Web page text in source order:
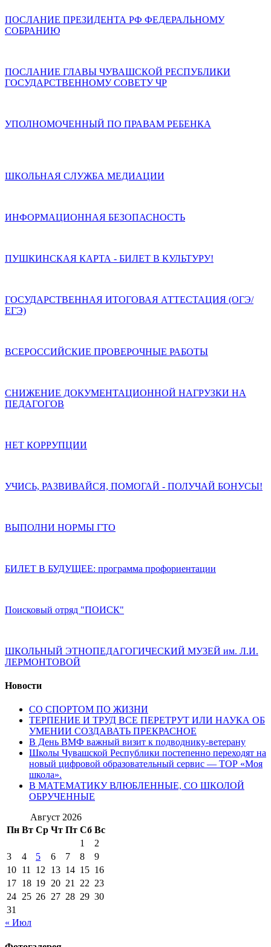
ПОСЛАНИЕ ПРЕЗИДЕНТА РФ ФЕДЕРАЛЬНОМУ
СОБРАНИЮ
ПОСЛАНИЕ ГЛАВЫ ЧУВАШСКОЙ РЕСПУБЛИКИ
ГОСУДАРСТВЕННОМУ СОВЕТУ ЧР
УПОЛНОМОЧЕННЫЙ ПО ПРАВАМ РЕБЕНКА
ШКОЛЬНАЯ СЛУЖБА МЕДИАЦИИ
ИНФОРМАЦИОННАЯ БЕЗОПАСНОСТЬ
ПУШКИНСКАЯ КАРТА - БИЛЕТ В КУЛЬТУРУ!
ГОСУДАРСТВЕННАЯ ИТОГОВАЯ АТТЕСТАЦИЯ (ОГЭ/
ЕГЭ)
ВСЕРОССИЙСКИЕ ПРОВЕРОЧНЫЕ РАБОТЫ
СНИЖЕНИЕ ДОКУМЕНТАЦИОННОЙ НАГРУЗКИ НА
ПЕДАГОГОВ
НЕТ КОРРУПЦИИ
УЧИСЬ, РАЗВИВАЙСЯ, ПОМОГАЙ - ПОЛУЧАЙ БОНУСЫ!
ВЫПОЛНИ НОРМЫ ГТО
БИЛЕТ В БУДУЩЕЕ: программа профориентации
Поисковый отряд "ПОИСК"
ШКОЛЬНЫЙ ЭТНОПЕДАГОГИЧЕСКИЙ МУЗЕЙ им. Л.И.
ЛЕРМОНТОВОЙ
Новости
СО СПОРТОМ ПО ЖИЗНИ
ТЕРПЕНИЕ И ТРУД ВСЕ ПЕРЕТРУТ ИЛИ НАУКА ОБ
УМЕНИИ СОЗДАВАТЬ ПРЕКРАСНОЕ
В День ВМФ важный визит к подводнику-ветерану
Школы Чувашской Республики постепенно переходят на
новый цифровой образовательный сервис — ТОР «Моя
школа».
В МАТЕМАТИКУ ВЛЮБЛЕННЫЕ, СО ШКОЛОЙ
ОБРУЧЕННЫЕ
Август 2026
Пн Вт Ср Чт Пт Сб Вс
1
2
3
4 5 6 7 8
9
10 11 12 13 14 15 16
17 18 19 20 21 22 23
24 25 26 27 28 29 30
31
« Июл